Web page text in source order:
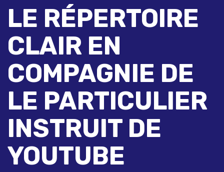
LE RÉPERTOIRE
CLAIR EN
COMPAGNIE DE
LE PARTICULIER
INSTRUIT DE
YOUTUBE